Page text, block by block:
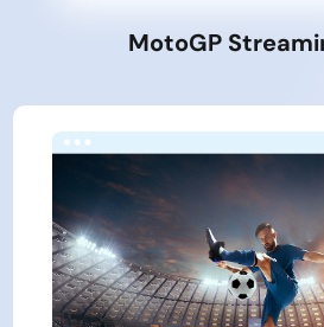
MotoGP